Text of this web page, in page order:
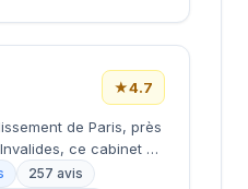
★4.7
de Paris, près
ce cabinet de
localisation
257 avis